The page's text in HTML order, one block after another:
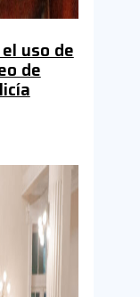
uso de
de